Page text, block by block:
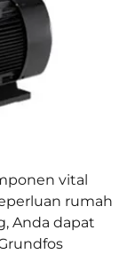
vital
rumah
Anda dapat